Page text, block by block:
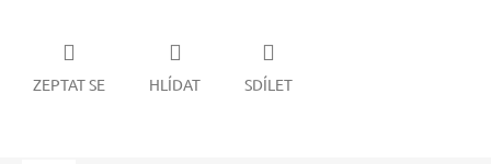
ZEPTAT SE HLÍDAT SDÍLET